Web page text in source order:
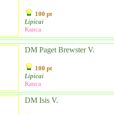
100 pt
Lipicai
Kanca
DM Paget Brewster V.
100 pt
Lipicai
Kanca
DM Isis V.